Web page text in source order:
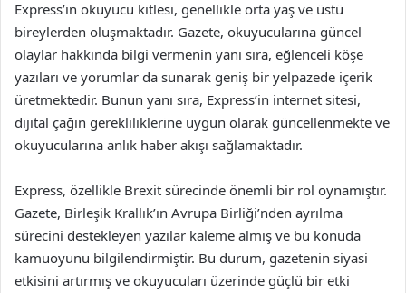
Express’in okuyucu kitlesi, genellikle orta yaş ve üstü
bireylerden oluşmaktadır. Gazete, okuyucularına güncel
olaylar hakkında bilgi vermenin yanı sıra, eğlenceli köşe
yazıları ve yorumlar da sunarak geniş bir yelpazede içerik
üretmektedir. Bunun yanı sıra, Express’in internet sitesi,
dijital çağın gerekliliklerine uygun olarak güncellenmekte ve
okuyucularına anlık haber akışı sağlamaktadır.
Express, özellikle Brexit sürecinde önemli bir rol oynamıştır.
Gazete, Birleşik Krallık’ın Avrupa Birliği’nden ayrılma
sürecini destekleyen yazılar kaleme almış ve bu konuda
kamuoyunu bilgilendirmiştir. Bu durum, gazetenin siyasi
etkisini artırmış ve okuyucuları üzerinde güçlü bir etki